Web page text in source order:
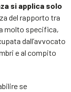
si applica solo
del rapporto tra
molto specifica,
dall’avvocato
e al compito
se